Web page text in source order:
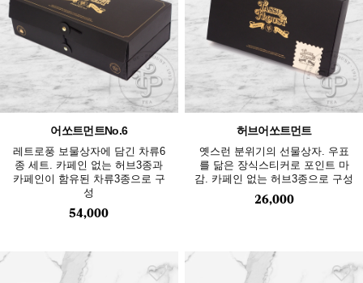
어쏘트먼트No.6
레트로풍 보물상자에 담긴 차류6
종 세트. 카페인 없는 허브3종과
카페인이 함유된 차류3종으로 구
성
54,000
허브어쏘트먼트
옛스런 분위기의 선물상자. 우표
를 닮은 장식스티커로 포인트 마
감. 카페인 없는 허브3종으로 구성
26,000